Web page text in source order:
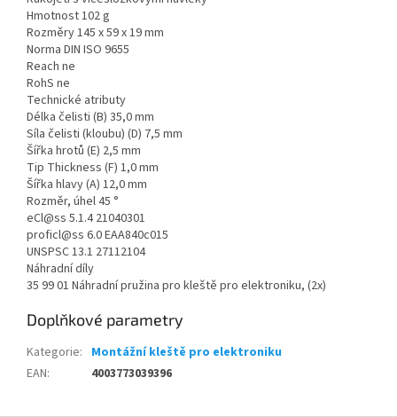
Hmotnost 102 g
Rozměry 145 x 59 x 19 mm
Norma DIN ISO 9655
Reach ne
RohS ne
Technické atributy
Délka čelisti (B) 35,0 mm
Síla čelisti (kloubu) (D) 7,5 mm
Šířka hrotů (E) 2,5 mm
Tip Thickness (F) 1,0 mm
Šířka hlavy (A) 12,0 mm
Rozměr, úhel 45 °
eCl@ss 5.1.4 21040301
proficl@ss 6.0 EAA840c015
UNSPSC 13.1 27112104
Náhradní díly
35 99 01 Náhradní pružina pro kleště pro elektroniku, (2x)
Doplňkové parametry
Kategorie: Montážní kleště pro elektroniku
EAN: 4003773039396